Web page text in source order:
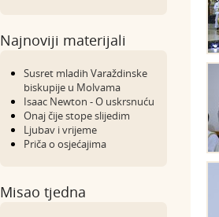
Najnoviji materijali
Susret mladih Varaždinske
biskupije u Molvama
Isaac Newton - O uskrsnuću
Onaj čije stope slijedim
Ljubav i vrijeme
Priča o osjećajima
Misao tjedna